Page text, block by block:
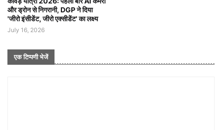
और ड्रोन से निगरानी, DGP ने दिया
'जीरो इंसीडेंट, जीरो एक्सीडेंट' का लक्ष्य
July 16, 2026
एक टिप्पणी भेजें